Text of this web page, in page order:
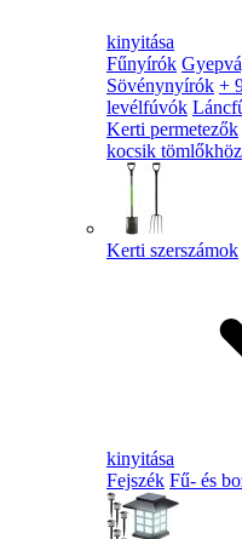
kinyitása
Fűnyírók
Sövénynyírók +
levélfúvók
Kerti permetezők
kocsik tömlőkhöz
Kerti szerszámok
kinyitása
Fejszék Fű- és